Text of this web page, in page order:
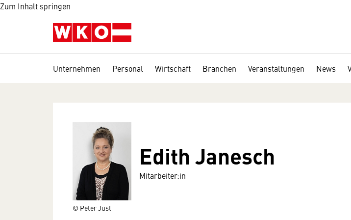
Zum Inhalt springen
Unternehmen Personal Wirtschaft Branchen Veranstaltungen News
© Peter Just
Edith Janesch
Mitarbeiter:in